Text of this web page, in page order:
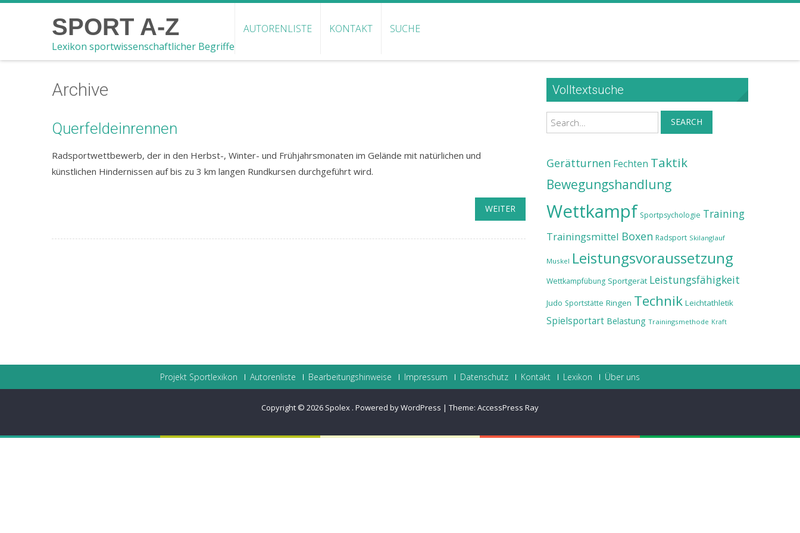
SPORT A-Z
Lexikon sportwissenschaftlicher Begriffe
AUTORENLISTE KONTAKT SUCHE
Archive
Querfeldeinrennen
Radsportwettbewerb, der in den Herbst-, Winter- und Frühjahrsmonaten im Gelände mit natürlichen und
künstlichen Hindernissen auf bis zu 3 km langen Rundkursen durchgeführt wird.
WEITER
Volltextsuche
Search SEARCH
Gerätturnen Fechten Taktik
Bewegungshandlung
Wettkampf Sportpsychologie Training
Trainingsmittel Boxen Radsport Skilanglauf
Muskel Leistungsvoraussetzung
Wettkampfübung Sportgerät Leistungsfähigkeit
Judo Sportstätte Ringen Technik Leichtathletik
Spielsportart Belastung Trainingsmethode Kraft
Projekt Sportlexikon Autorenliste Bearbeitungshinweise Impressum Datenschutz Kontakt Lexikon Über uns
Copyright © 2026 Spolex . Powered by WordPress | Theme: AccessPress Ray